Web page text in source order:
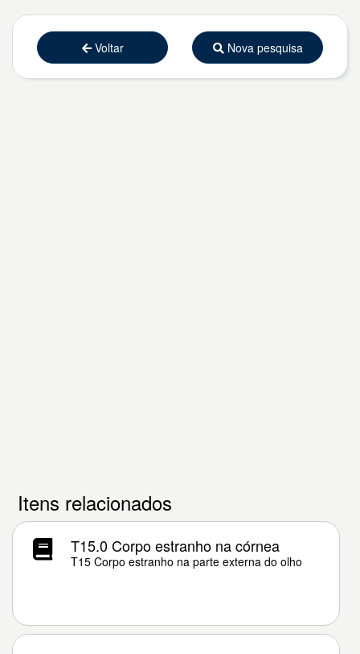
Voltar Nova pesquisa
Itens relacionados
T15.0 Corpo estranho na córnea
T15 Corpo estranho na parte externa do olho